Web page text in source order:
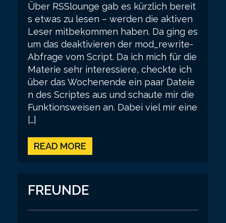
Über RSSlounge gab es kürzlich bereit
s etwas zu lesen – werden die aktiven
Leser mitbekommen haben. Da ging es
um das deaktivieren der mod_rewrite-
Abfrage vom Script. Da ich mich für die
Materie sehr interessiere, checkte ich
über das Wochenende ein paar Dateie
n des Scriptes aus und schaute mir die
Funktionsweisen an. Dabei viel mir eine
[…]
READ MORE
FREUNDE